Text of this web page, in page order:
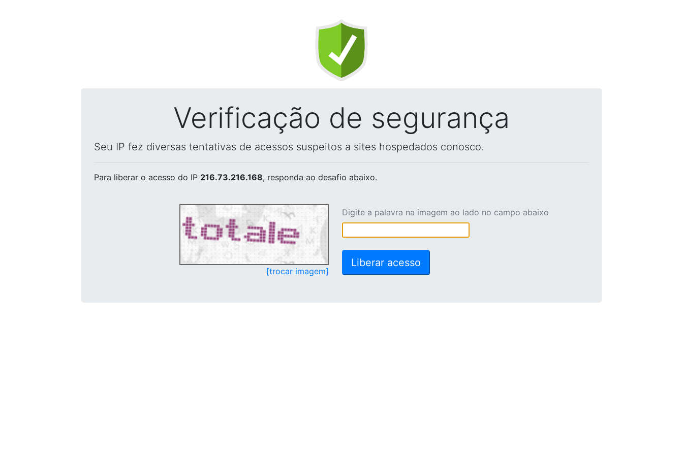
Verificação de segurança
Seu IP fez diversas tentativas de acessos suspeitos a sites hospedados conosco.
Para liberar o acesso do IP 216.73.216.168, responda ao desafio abaixo.
[trocar imagem]
Digite a palavra na imagem ao lado no campo abaixo